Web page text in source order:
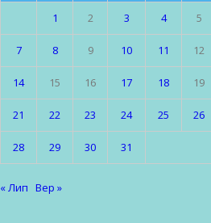
1 2 3 4 5
7 8 9 10 11 12
14 15 16 17 18 19
21 22 23 24 25 26
28 29 30 31
« Лип Вер »